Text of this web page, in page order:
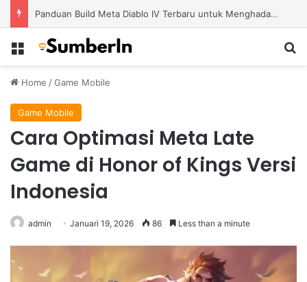
Panduan Build Meta Diablo IV Terbaru untuk Menghadapi Tantangan Level Tinggi
Menu
Home /Game Mobile
Game Mobile
Cara Optimasi Meta Late
Game di Honor of Kings Versi
Indonesia
admin Januari 19, 2026 86 Less than a minute